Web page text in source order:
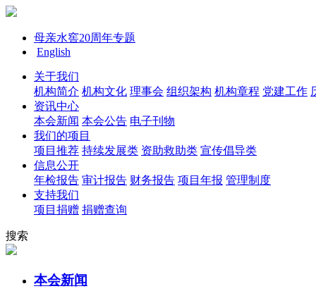
母亲水窖20周年专题
English
关于我们
机构简介 机构文化 理事会 组织架构 机构章程 党建工作
资讯中心
本会新闻 本会公告 电子刊物
我们的项目
项目推荐 持续发展类 资助救助类 宣传倡导类
信息公开
年检报告 审计报告 财务报告 项目年报 管理制度
支持我们
项目捐赠 捐赠查询
搜索
本会新闻